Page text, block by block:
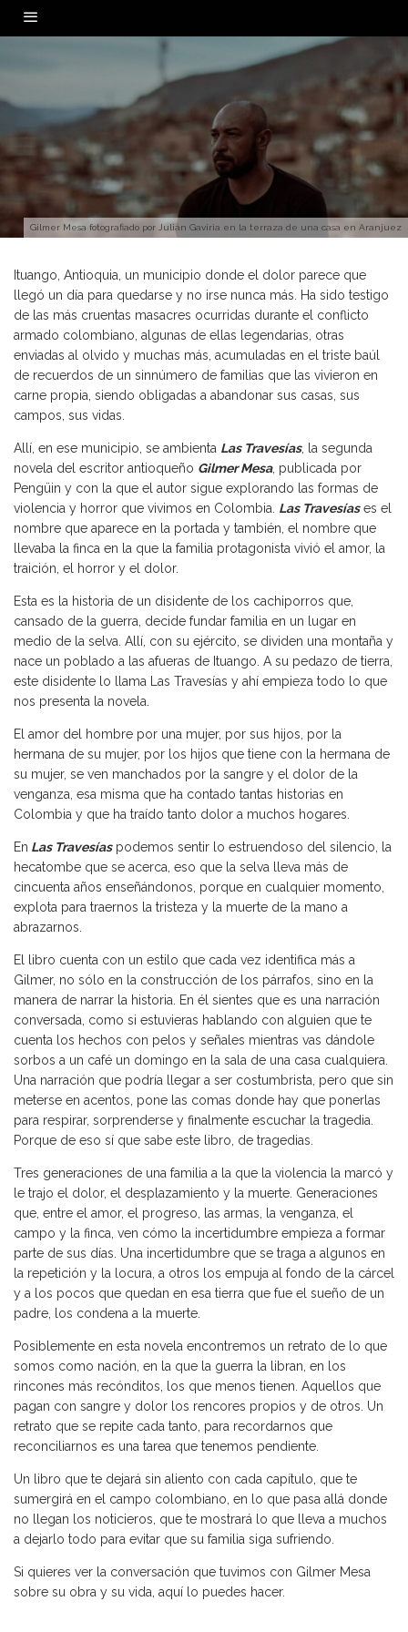
Gilmer Mesa fotografiado por Julián Gaviria en la terraza de una casa en Aranjuez
Ituango, Antioquia, un municipio donde el dolor parece que
llegó un día para quedarse y no irse nunca más. Ha sido testigo
de las más cruentas masacres ocurridas durante el conflicto
armado colombiano, algunas de ellas legendarias, otras
enviadas al olvido y muchas más, acumuladas en el triste baúl
de recuerdos de un sinnúmero de familias que las vivieron en
carne propia, siendo obligadas a abandonar sus casas, sus
campos, sus vidas.
Allí, en ese municipio, se ambienta Las Travesías, la segunda
novela del escritor antioqueño Gilmer Mesa, publicada por
Pengüin y con la que el autor sigue explorando las formas de
violencia y horror que vivimos en Colombia. Las Travesíases el
nombre que aparece en la portada y también, el nombre que
llevaba la finca en la que la familia protagonista vivió el amor, la
traición, el horror y el dolor.
Esta es la historia de un disidente de los cachiporros que,
cansado de la guerra, decide fundar familia en un lugar en
medio de la selva. Allí, con su ejército, se dividen una montaña y
nace un poblado a las afueras de Ituango. A su pedazo de tierra,
este disidente lo llama Las Travesías y ahí empieza todo lo que
nos presenta la novela.
El amor del hombre por una mujer, por sus hijos, por la
hermana de su mujer, por los hijos que tiene con la hermana de
su mujer, se ven manchados por la sangre y el dolor de la
venganza, esa misma que ha contado tantas historias en
Colombia y que ha traído tanto dolor a muchos hogares.
En Las Travesíaspodemos sentir lo estruendoso del silencio, la
hecatombe que se acerca, eso que la selva lleva más de
cincuenta años enseñándonos, porque en cualquier momento,
explota para traernos la tristeza y la muerte de la mano a
abrazarnos.
El libro cuenta con un estilo que cada vez identifica más a
Gilmer, no sólo en la construcción de los párrafos, sino en la
manera de narrar la historia. En él sientes que es una narración
conversada, como si estuvieras hablando con alguien que te
cuenta los hechos con pelos y señales mientras vas dándole
sorbos a un café un domingo en la sala de una casa cualquiera.
Una narración que podría llegar a ser costumbrista, pero que sin
meterse en acentos, pone las comas donde hay que ponerlas
para respirar, sorprenderse y finalmente escuchar la tragedia.
Porque de eso sí que sabe este libro, de tragedias.
Tres generaciones de una familia a la que la violencia la marcó y
le trajo el dolor, el desplazamiento y la muerte. Generaciones
que, entre el amor, el progreso, las armas, la venganza, el
campo y la finca, ven cómo la incertidumbre empieza a formar
parte de sus días. Una incertidumbre que se traga a algunos en
la repetición y la locura, a otros los empuja al fondo de la cárcel
y a los pocos que quedan en esa tierra que fue el sueño de un
padre, los condena a la muerte.
Posiblemente en esta novela encontremos un retrato de lo que
somos como nación, en la que la guerra la libran, en los
rincones más recónditos, los que menos tienen. Aquellos que
pagan con sangre y dolor los rencores propios y de otros. Un
retrato que se repite cada tanto, para recordarnos que
reconciliarnos es una tarea que tenemos pendiente.
Un libro que te dejará sin aliento con cada capítulo, que te
sumergirá en el campo colombiano, en lo que pasa allá donde
no llegan los noticieros, que te mostrará lo que lleva a muchos
a dejarlo todo para evitar que su familia siga sufriendo.
Si quieres ver la conversación que tuvimos con Gilmer Mesa
sobre su obra y su vida, aquí lo puedes hacer.